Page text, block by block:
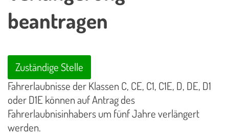
beantragen
Zuständige Stelle
Fahrerlaubnisse der Klassen C, CE, C1, C1E, D, DE, D1
oder D1E können auf Antrag des
Fahrerlaubnisinhabers um fünf Jahre verlängert
werden.